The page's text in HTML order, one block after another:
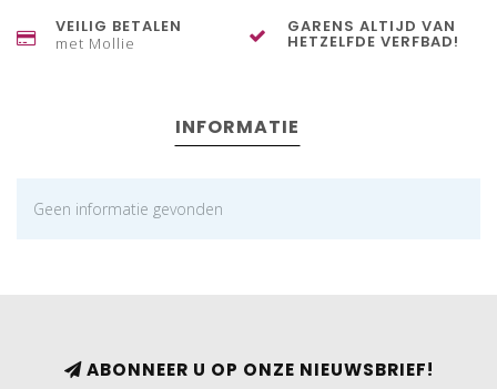
VEILIG BETALEN
met Mollie
GARENS ALTIJD VAN
HETZELFDE VERFBAD!
INFORMATIE
Geen informatie gevonden
ABONNEER U OP ONZE NIEUWSBRIEF!